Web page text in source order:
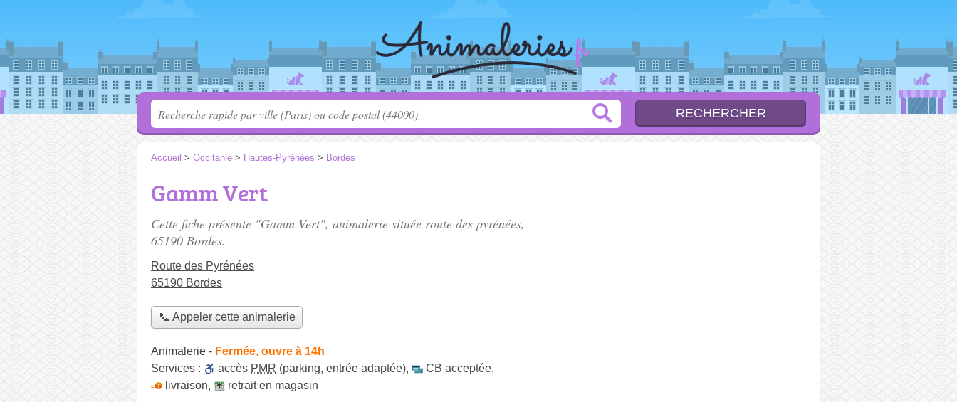
Accueil > Occitanie > Hautes-Pyrénées > Bordes
Gamm Vert
Cette fiche présente "Gamm Vert", animalerie située route des pyrénées,
65190 Bordes.
Route des Pyrénées
65190 Bordes
📞 Appeler cette animalerie
Animalerie - Fermée, ouvre à 14h
Services :
accès PMR (parking, entrée adaptée), CB acceptée,
livraison,
retrait en magasin